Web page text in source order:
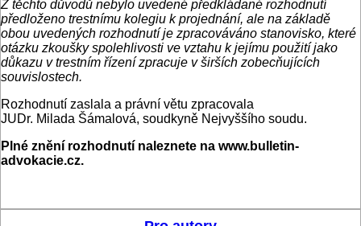
Z těchto důvodů nebylo uvedené předkládané rozhodnutí
předloženo trestnímu kolegiu k projednání, ale na základě
obou uvedených rozhodnutí je zpracováváno stanovisko, které
otázku zkoušky spolehlivosti ve vztahu k jejímu použití jako
důkazu v trestním řízení zpracuje v širších zobecňujících
souvislostech.
Rozhodnutí zaslala a právní větu zpracovala
JUDr. Milada Šámalová, soudkyně Nejvyššího soudu.
Plné znění rozhodnutí naleznete na www.bulletin-
advokacie.cz.